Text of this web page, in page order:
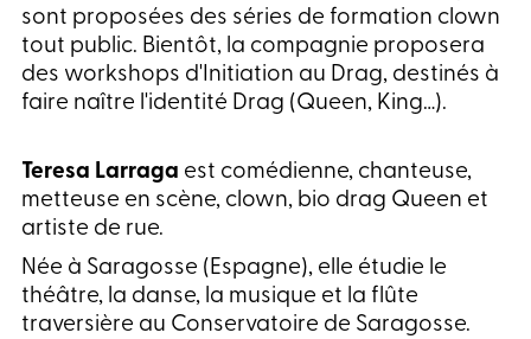
sont proposées des séries de formation clown
tout public. Bientôt, la compagnie proposera
des workshops d'Initiation au Drag, destinés à
faire naître l'identité Drag (Queen, King…).
Teresa Larraga est comédienne, chanteuse,
metteuse en scène, clown, bio drag Queen et
artiste de rue.
Née à Saragosse (Espagne), elle étudie le
théâtre, la danse, la musique et la flûte
traversière au Conservatoire de Saragosse.